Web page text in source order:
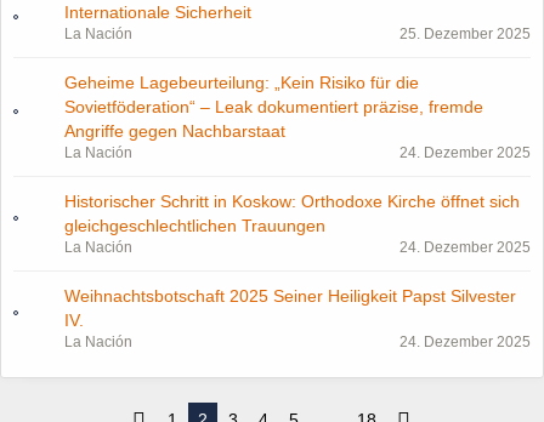
Internationale Sicherheit
La Nación 25. Dezember 2025
Geheime Lagebeurteilung: „Kein Risiko für die
Sovietföderation“ – Leak dokumentiert präzise, fremde
Angriffe gegen Nachbarstaat
La Nación 24. Dezember 2025
Historischer Schritt in Koskow: Orthodoxe Kirche öffnet sich
gleichgeschlechtlichen Trauungen
La Nación 24. Dezember 2025
Weihnachtsbotschaft 2025 Seiner Heiligkeit Papst Silvester
IV.
La Nación 24. Dezember 2025